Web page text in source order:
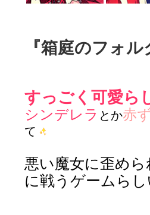
『箱庭のフォ
すっごく可愛ら
シンデレラ とか赤
て
悪い魔女に歪め
に戦うゲームら